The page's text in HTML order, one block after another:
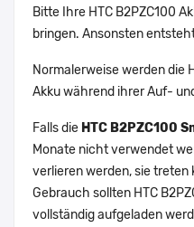
Bitte Ihre HTC B2PZC100
bringen. Ansonsten
Normalerweise werden die
Akku während ihrer Auf-
Falls die HTC B2PZC100
Monate nicht verwendet
verlieren werden, sie treten
Gebrauch sollten HTC
vollständig aufgeladen